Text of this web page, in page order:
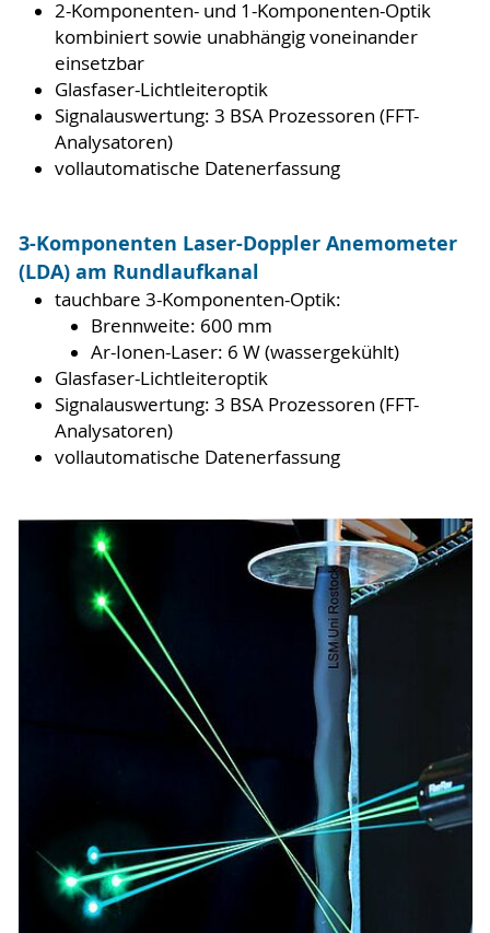
2-Komponenten- und 1-Komponenten-Optik
kombiniert sowie unabhängig voneinander
einsetzbar
Glasfaser-Lichtleiteroptik
Signalauswertung: 3 BSA Prozessoren (FFT-
Analysatoren)
vollautomatische Datenerfassung
3-Komponenten Laser-Doppler Anemometer
(LDA) am Rundlaufkanal
tauchbare 3-Komponenten-Optik:
Brennweite: 600 mm
Ar-Ionen-Laser: 6 W (wassergekühlt)
Glasfaser-Lichtleiteroptik
Signalauswertung: 3 BSA Prozessoren (FFT-
Analysatoren)
vollautomatische Datenerfassung